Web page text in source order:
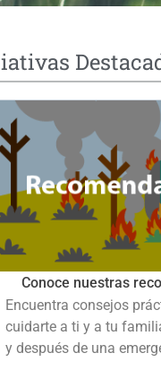
Conoce nuestras
Encuentra consejos
cuidarte a ti y a tu
y después de una